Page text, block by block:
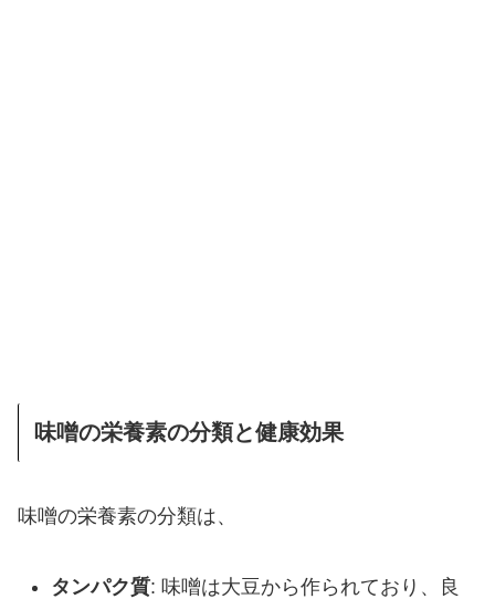
味噌の栄養素の分類と健康効果
味噌の栄養素の分類は、
タンパク質: 味噌は大豆から作られており、良